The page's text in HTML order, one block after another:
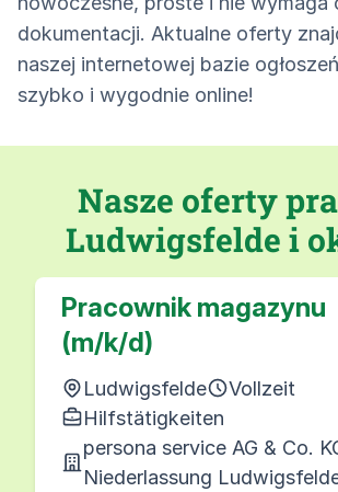
dokumentacji. Aktualne oferty
naszej internetowej bazie
szybko i wygodnie online!
Nasze oferty
Ludwigsfelde i
Pracownik magazynu
(m/k/d)
Ludwigsfelde
Vollzeit
Hilfstätigkeiten
persona service AG & Co.
Niederlassung